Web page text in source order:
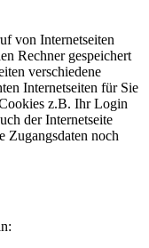
von Internetseiten
Rechner gespeichert
verschiedene
Internetseiten für Sie
z.B. Ihr Login
der Internetseite
Zugangsdaten noch